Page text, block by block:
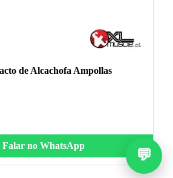
de Alcachofa Ampollas
Falar no WhatsApp
💬